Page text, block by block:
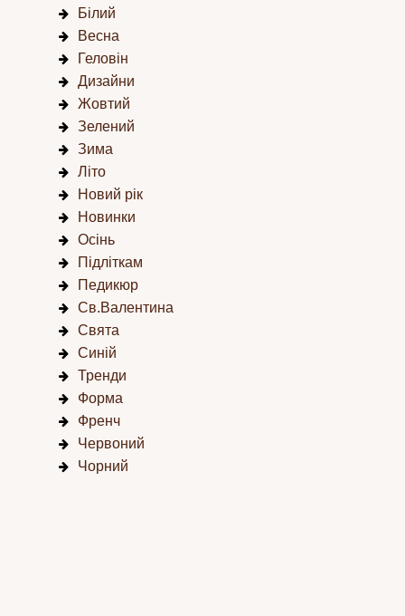
Білий
Весна
Геловін
Дизайни
Жовтий
Зелений
Зима
Літо
Новий рік
Новинки
Осінь
Підліткам
Педикюр
Св.Валентина
Свята
Синій
Тренди
Форма
Френч
Червоний
Чорний